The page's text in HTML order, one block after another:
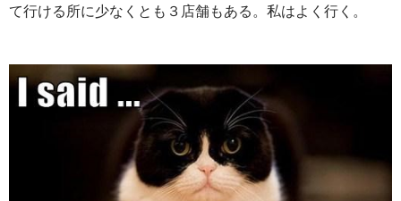
て行ける所に少なくとも３店舗もある。私はよく行く。